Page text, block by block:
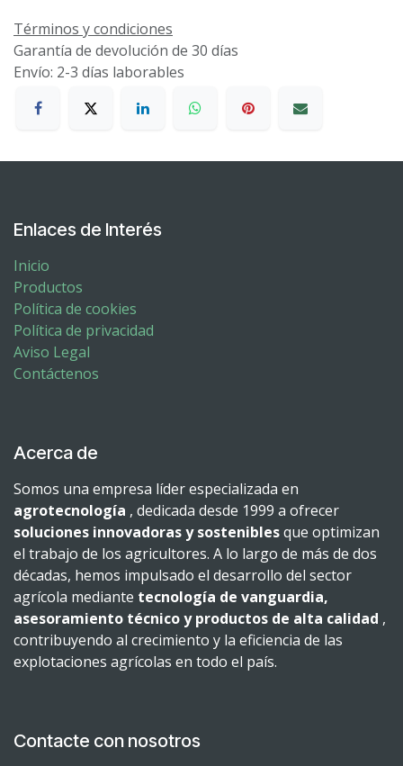
Términos y condiciones
Garantía de devolución de 30 días
Envío: 2-3 días laborables
Enlaces de Interés
Inicio
Productos
Política de cookies
Política de privacidad
Aviso Legal
Contáctenos
Acerca de
Somos una empresa líder especializada en
agrotecnología , dedicada desde 1999 a ofrecer
soluciones innovadoras y sosteniblesque optimizan
el trabajo de los agricultores. A lo largo de más de dos
décadas, hemos impulsado el desarrollo del sector
agrícola mediante tecnología de vanguardia,
asesoramiento técnico y productos de alta calidad ,
contribuyendo al crecimiento y la eficiencia de las
explotaciones agrícolas en todo el país.
Contacte con nosotros